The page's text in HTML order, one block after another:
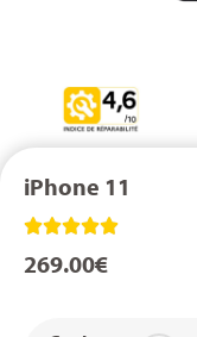
iPhone 11

269.00€